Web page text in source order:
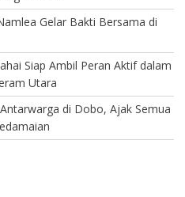
Gelar Bakti Bersama di
Siap Ambil Peran Aktif dalam
Utara
di Dobo, Ajak Semua